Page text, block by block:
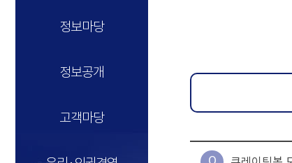
정보마당
정보공개
고객마당
Q